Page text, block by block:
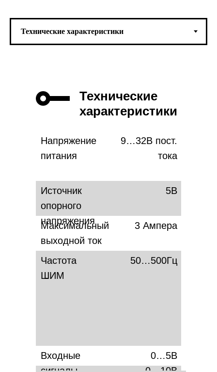
Технические
характеристики
Источник
опорного
напряжения
5В
Максимальный
выходной ток
3 Ампера
Напряжение
питания
Частота
ШИМ
Входные
9…32В пост.
тока
50…500Гц
0…5В